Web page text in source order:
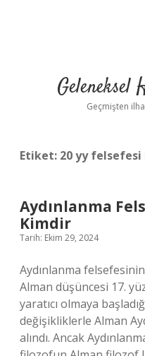
Geçmişten
Etiket: 20 yy felsefesi
Aydınlanma
Kimdir
Tarih: Ekim 29, 2024
Aydınlanma
Alman düşüncesi 17.
yaratıcı olmaya
değişikliklerle Alman
alındı. Ancak